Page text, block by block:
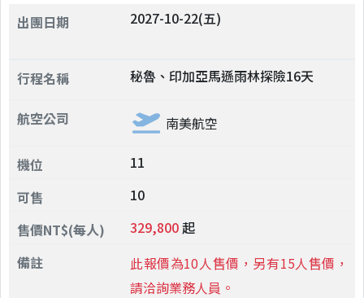
2027-10-22(五)
秘魯、印加亞馬遜雨林探險16天
南美航空
11
10
329,800起
此報價為10人售價，另有15人售價，
請洽詢業務人員。